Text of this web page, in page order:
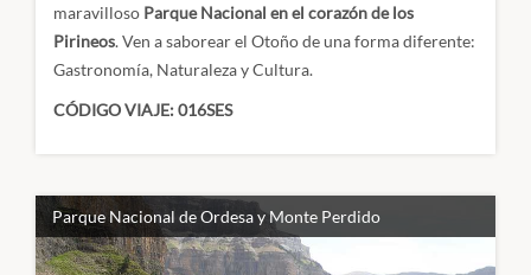
maravilloso Parque Nacional en el corazón de los
Pirineos. Ven a saborear el Otoño de una forma diferente:
Gastronomía, Naturaleza y Cultura.
CÓDIGO VIAJE: 016SES
Parque Nacional de Ordesa y Monte Perdido